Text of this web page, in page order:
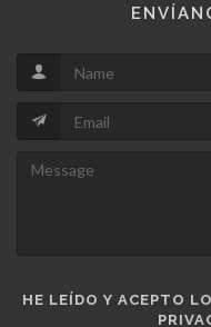
HE LEÍDO Y ACEPTO